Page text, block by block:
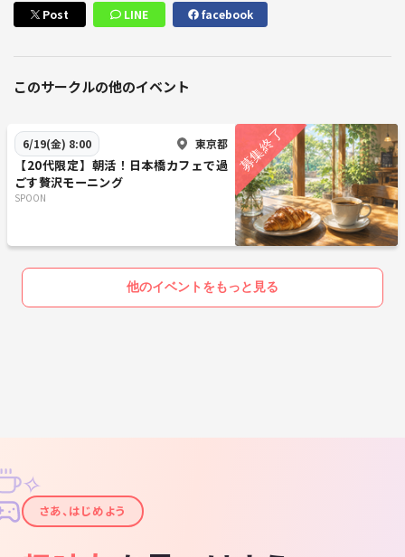
Post LINE facebook
このサークルの他のイベント
6/19(金) 8:00 東京都
【20代限定】朝活！日本橋カフェで過
ごす贅沢モーニング
SPOON
他のイベントをもっと見る
✦
✧
さあ、はじめよう